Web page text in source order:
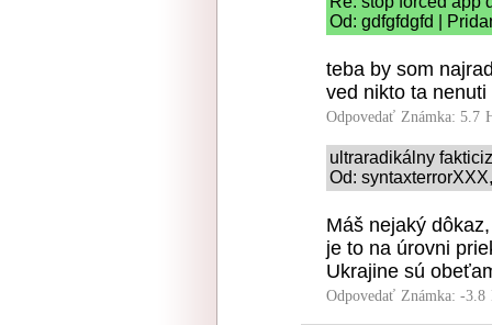
Od: gdfgfdgfd |
teba by som
ved nikto ta
Odpovedať Známka: 5.7
ultraradikálny
Od:
Máš nejaký
je to na úrovni
Ukrajine sú
Odpovedať Známka: -3.8